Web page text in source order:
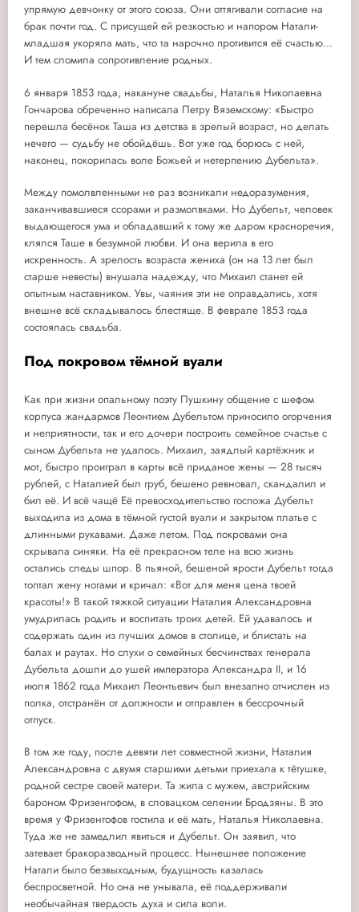
упрямую девчонку от этого союза. Они оттягивали согласие на
брак почти год. С присущей ей резкостью и напором Натали-
младшая укоряла мать, что та нарочно противится её счастью...
И тем сломила сопротивление родных.
6 января 1853 года, накануне свадьбы, Наталья Николаевна
Гончарова обреченно написала Петру Вяземскому: «Быстро
перешла бесёнок Таша из детства в зрелый возраст, но делать
нечего — судьбу не обойдёшь. Вот уже год борюсь с ней,
наконец, покорилась воле Божьей и нетерпению Дубельта».
Между помолвленными не раз возникали недоразумения,
заканчивавшиеся ссорами и размолвками. Но Дубельт, человек
выдающегося ума и обладавший к тому же даром красноречия,
клялся Таше в безумной любви. И она верила в его
искренность. А зрелость возраста жениха (он на 13 лет был
старше невесты) внушала надежду, что Михаил станет ей
опытным наставником. Увы, чаяния эти не оправдались, хотя
внешне всё складывалось блестяще. В феврале 1853 года
состоялась свадьба.
Под покровом тёмной вуали
Как при жизни опальному поэту Пушкину общение с шефом
корпуса жандармов Леонтием Дубельтом приносило огорчения
и неприятности, так и его дочери построить семейное счастье с
сыном Дубельта не удалось. Михаил, заядлый картёжник и
мот, быстро проиграл в карты всё приданое жены — 28 тысяч
рублей, с Наталией был груб, бешено ревновал, скандалил и
бил её. И всё чащё Её превосходительство госпожа Дубельт
выходила из дома в тёмной густой вуали и закрытом платье с
длинными рукавами. Даже летом. Под покровами она
скрывала синяки. На её прекрасном теле на всю жизнь
остались следы шпор. В пьяной, бешеной ярости Дубельт тогда
топтал жену ногами и кричал: «Вот для меня цена твоей
красоты!» В такой тяжкой ситуации Наталия Александровна
умудрилась родить и воспитать троих детей. Ей удавалось и
содержать один из лучших домов в столице, и блистать на
балах и раутах. Но слухи о семейных бесчинствах генерала
Дубельта дошли до ушей императора Александра II, и 16
июля 1862 года Михаил Леонтьевич был внезапно отчислен из
полка, отстранён от должности и отправлен в бессрочный
отпуск.
В том же году, после девяти лет совместной жизни, Наталия
Александровна с двумя старшими детьми приехала к тётушке,
родной сестре своей матери. Та жила с мужем, австрийским
бароном Фризенгофом, в словацком селении Бродзяны. В это
время у Фризенгофов гостила и её мать, Наталья Николаевна.
Туда же не замедлил явиться и Дубельт. Он заявил, что
затевает бракоразводный процесс. Нынешнее положение
Натали было безвыходным, будущность казалась
беспросветной. Но она не унывала, её поддерживали
необычайная твердость духа и сила воли.